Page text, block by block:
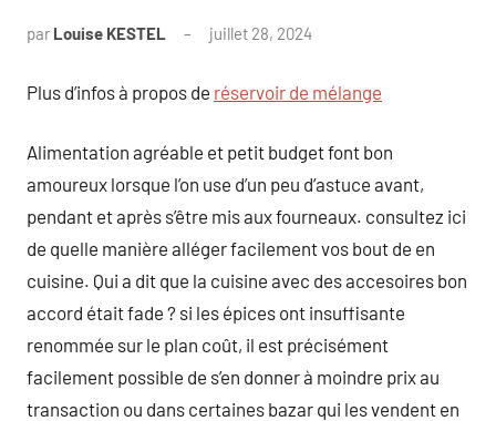
par Louise KESTEL juillet 28, 2024
Plus d’infos à propos de réservoir de mélange
Alimentation agréable et petit budget font bon
amoureux lorsque l’on use d’un peu d’astuce avant,
pendant et après s’être mis aux fourneaux. consultez ici
de quelle manière alléger facilement vos bout de en
cuisine. Qui a dit que la cuisine avec des accesoires bon
accord était fade ? si les épices ont insuffisante
renommée sur le plan coût, il est précisément
facilement possible de s’en donner à moindre prix au
transaction ou dans certaines bazar qui les vendent en